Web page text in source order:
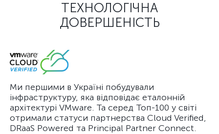
ТЕХНОЛОГІЧНА
ДОВЕРШЕНІСТЬ
Ми першими в Україні побудували
інфраструктуру, яка відповідає еталонній
архітектурі VMware. Та серед Топ-100 у світі
отримали статуси партнерства Cloud Verified,
DRaaS Powered та Principal Partner Connect.